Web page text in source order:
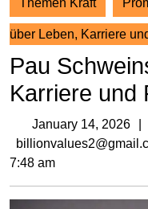
Themen Kraft
über Leben, Karriere
Pau
Karriere und
January 14, 2026
7:48 am